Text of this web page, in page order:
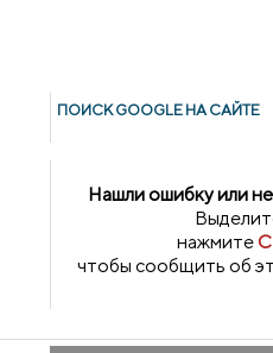
ПОИСК GOОGLE НА САЙТЕ
Нашли ошибку или
нажмите
чтобы сообщить об